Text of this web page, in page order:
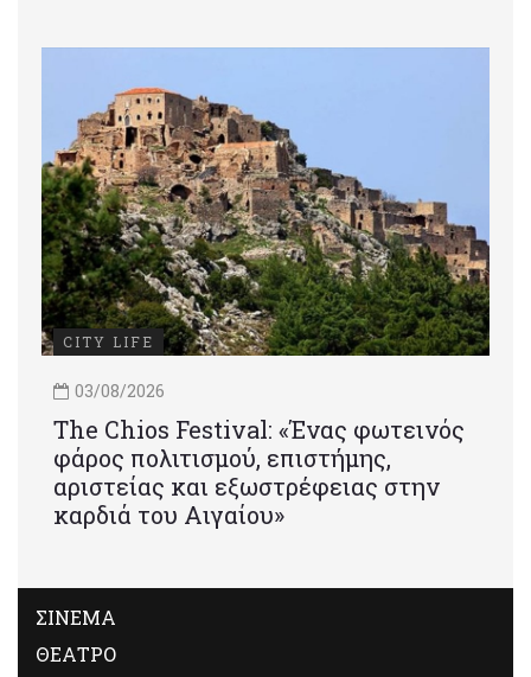
CITY LIFE
03/08/2026
Τhe Chios Festival: «Ένας φωτεινός
φάρος πολιτισμού, επιστήμης,
αριστείας και εξωστρέφειας στην
καρδιά του Αιγαίου»
ΣΙΝΕΜΑ
ΘΕΑΤΡΟ